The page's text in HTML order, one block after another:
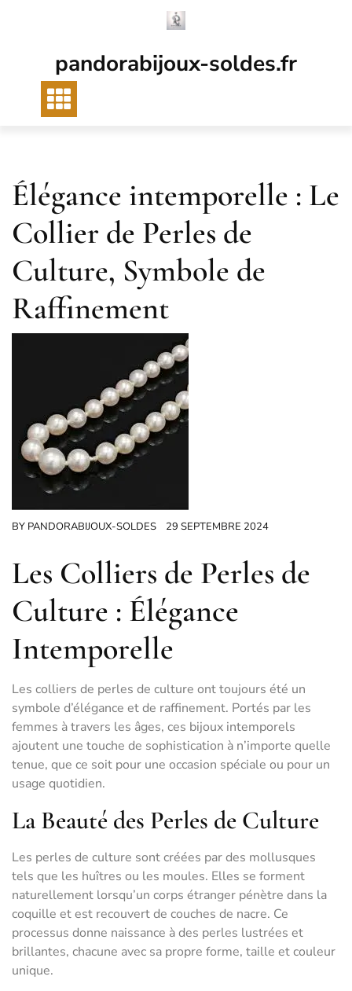
pandorabijoux-soldes.fr
Élégance intemporelle : Le
Collier de Perles de
Culture, Symbole de
Raffinement
BY PANDORABIJOUX-SOLDES 29 SEPTEMBRE 2024
Les Colliers de Perles de
Culture : Élégance
Intemporelle
Les colliers de perles de culture ont toujours été un
symbole d’élégance et de raffinement. Portés par les
femmes à travers les âges, ces bijoux intemporels
ajoutent une touche de sophistication à n’importe quelle
tenue, que ce soit pour une occasion spéciale ou pour un
usage quotidien.
La Beauté des Perles de Culture
Les perles de culture sont créées par des mollusques
tels que les huîtres ou les moules. Elles se forment
naturellement lorsqu’un corps étranger pénètre dans la
coquille et est recouvert de couches de nacre. Ce
processus donne naissance à des perles lustrées et
brillantes, chacune avec sa propre forme, taille et couleur
unique.